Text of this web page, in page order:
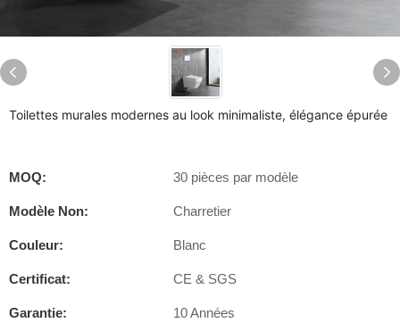
Toilettes murales modernes au look minimaliste, élégance épurée
MOQ: 30 pièces par modèle
Modèle Non: Charretier
Couleur: Blanc
Certificat: CE & SGS
Garantie: 10 Années